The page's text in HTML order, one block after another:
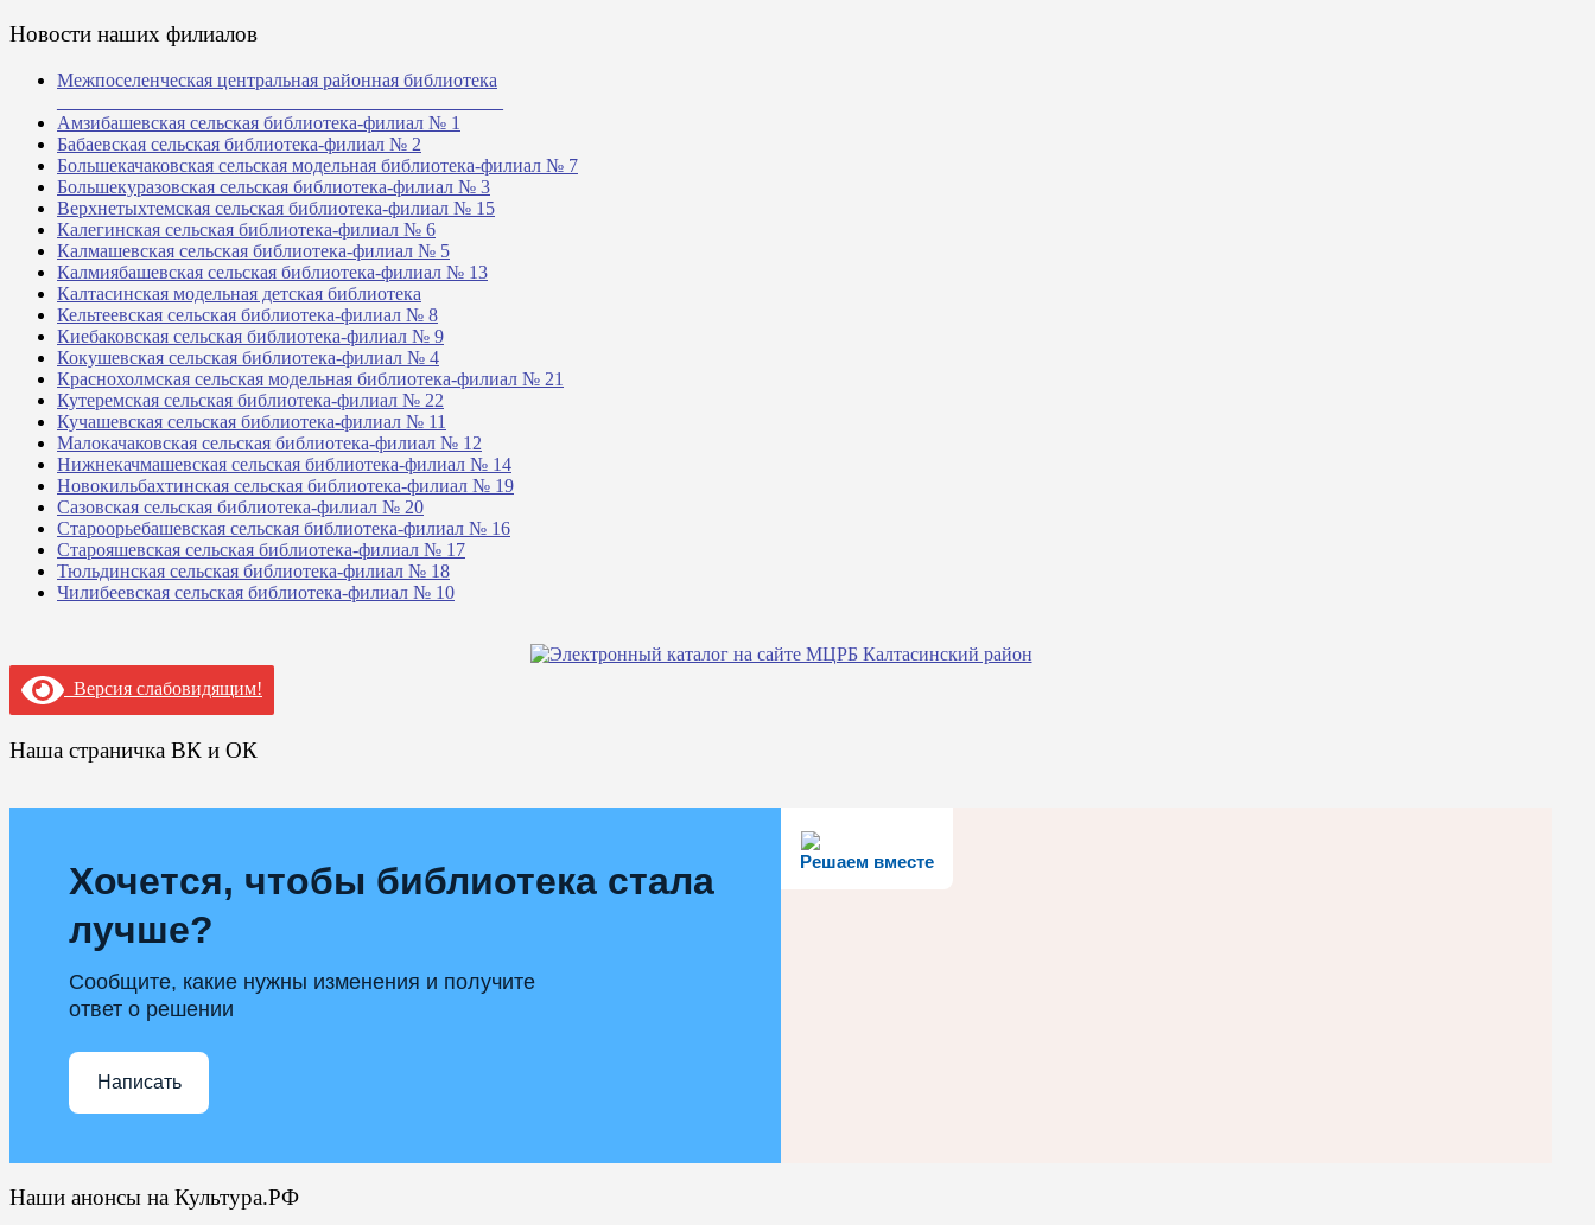
Новости наших филиалов
Межпоселенческая центральная районная библиотека
Амзибашевская сельская библиотека-филиал № 1
Бабаевская сельская библиотека-филиал № 2
Большекачаковская сельская модельная библиотека-филиал № 7
Большекуразовская сельская библиотека-филиал № 3
Верхнетыхтемская сельская библиотека-филиал № 15
Калегинская сельская библиотека-филиал № 6
Калмашевская сельская библиотека-филиал № 5
Калмиябашевская сельская библиотека-филиал № 13
Калтасинская модельная детская библиотека
Кельтеевская сельская библиотека-филиал № 8
Киебаковская сельская библиотека-филиал № 9
Кокушевская сельская библиотека-филиал № 4
Краснохолмская сельская модельная библиотека-филиал № 21
Кутеремская сельская библиотека-филиал № 22
Кучашевская сельская библиотека-филиал № 11
Малокачаковская сельская библиотека-филиал № 12
Нижнекачмашевская сельская библиотека-филиал № 14
Новокильбахтинская сельская библиотека-филиал № 19
Сазовская сельская библиотека-филиал № 20
Староорьебашевская сельская библиотека-филиал № 16
Старояшевская сельская библиотека-филиал № 17
Тюльдинская сельская библиотека-филиал № 18
Чилибеевская сельская библиотека-филиал № 10
Версия слабовидящим!
Наша страничка ВК и ОК
Решаем вместе
Хочется, чтобы библиотека стала
лучше?
Сообщите, какие нужны изменения и получите
ответ о решении
Написать
Наши анонсы на Культура.РФ